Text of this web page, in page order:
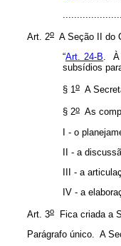
Art. 2o A Seção II do
“Art. 24-B .
subsídios
§ 1o A
§ 2o As
I - o
II - a
III - a
IV - a
Art. 3o
Fica criada a
Parágrafo único. A